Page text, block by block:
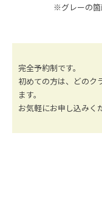
※グレーの箇
完全予約制です。
初めての方は、どのク
ます。
お気軽にお申し込みく